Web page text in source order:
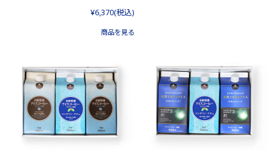
¥6,370(税込)
商品を見る